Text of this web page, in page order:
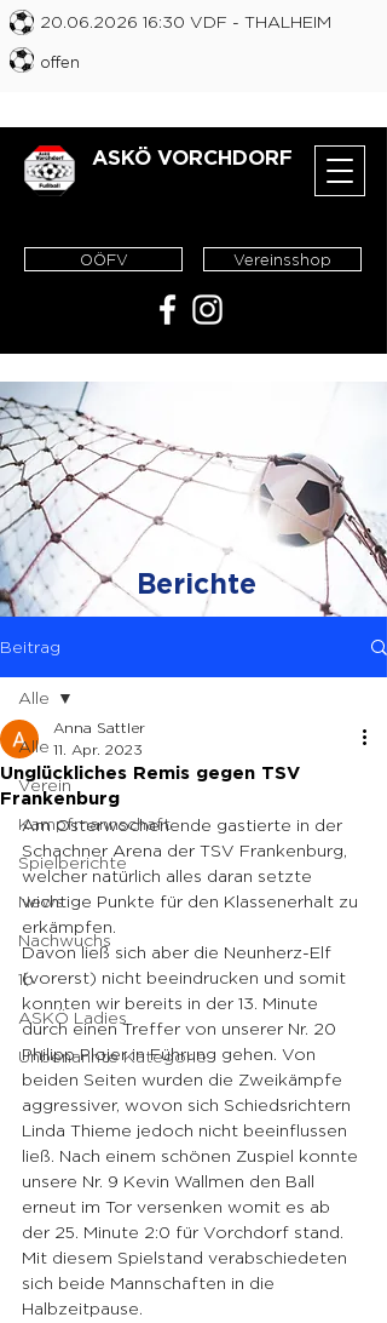
ASKÖ VORCHDORF
OÖFV Vereinsshop
20.06.2026 16:30 VDF - THALHEIM
offen
Berichte
Beitrag
Alle
Verein
Kampfmannschaft
Spielberichte
News
Nachwuchs
1b
ASKÖ Ladies
Unbenannte Kategorie
Alle
Unglückliches Remis gegen TSV
Frankenburg
Anna Sattler
11. Apr. 2023
Am Osterwochenende gastierte in der
Schachner Arena der TSV Frankenburg,
welcher natürlich alles daran setzte
wichtige Punkte für den Klassenerhalt zu
erkämpfen.
Davon ließ sich aber die Neunherz-Elf
(vorerst) nicht beeindrucken und somit
konnten wir bereits in der 13. Minute
durch einen Treffer von unserer Nr. 20
Philipp Plojer in Führung gehen. Von
beiden Seiten wurden die Zweikämpfe
aggressiver, wovon sich Schiedsrichtern
Linda Thieme jedoch nicht beeinflussen
ließ. Nach einem schönen Zuspiel konnte
unsere Nr. 9 Kevin Wallmen den Ball
erneut im Tor versenken womit es ab
der 25. Minute 2:0 für Vorchdorf stand.
Mit diesem Spielstand verabschiedeten
sich beide Mannschaften in die
Halbzeitpause.